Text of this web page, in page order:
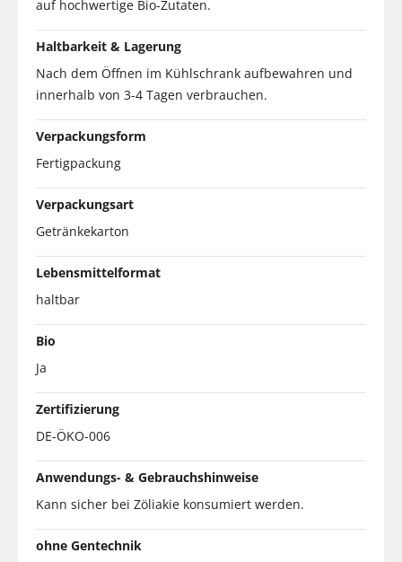
auf hochwertige Bio-Zutaten.
Haltbarkeit & Lagerung
Nach dem Öffnen im Kühlschrank aufbewahren und
innerhalb von 3-4 Tagen verbrauchen.
Verpackungsform
Fertigpackung
Verpackungsart
Getränkekarton
Lebensmittelformat
haltbar
Bio
Ja
Zertifizierung
DE-ÖKO-006
Anwendungs- & Gebrauchshinweise
Kann sicher bei Zöliakie konsumiert werden.
ohne Gentechnik